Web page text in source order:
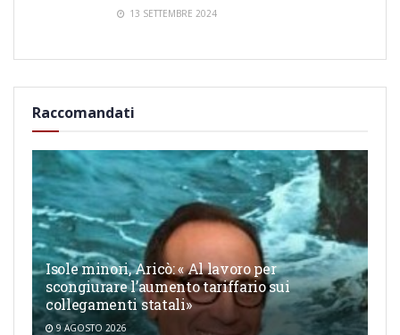
13 SETTEMBRE 2024
Raccomandati
Isole minori, Aricò: « Al lavoro per
scongiurare l’aumento tariffario sui
collegamenti statali»
9 AGOSTO 2026